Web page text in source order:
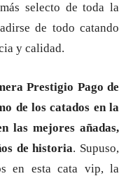
selecto de toda la
de todo catando
y calidad.
Prestigio Pago de
de los catados en la
las mejores añadas,
de historia. Supuso,
en esta cata vip, la